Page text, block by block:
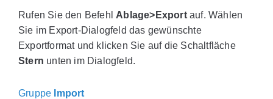
Rufen Sie den Befehl Ablage>Exportauf. Wählen
Sie im Export-Dialogfeld das gewünschte
Exportformat und klicken Sie auf die Schaltfläche
Stern unten im Dialogfeld.
Gruppe Import